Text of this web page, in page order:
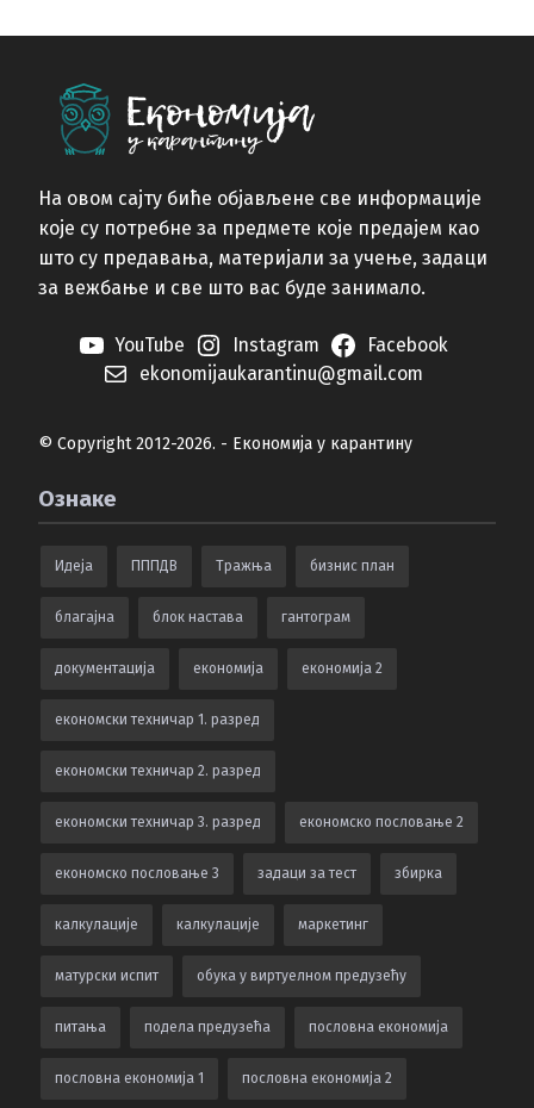
На овом сајту биће објављене све информације
које су потребне за предмете које предајем као
што су предавања, материјали за учење, задаци
за вежбање и све што вас буде занимало.
YouTube Instagram
Facebook
ekonomijaukarantinu@gmail.com
© Copyright 2012-2026. - Економија у карантину
Ознаке
Идеја ПППДВ Тражња бизнис план
благајна блок настава гантограм
документација економија економија 2
економски техничар 1. разред
економски техничар 2. разред
економски техничар 3. разред економско пословање 2
економско пословање 3 задаци за тест збирка
калкулацијe калкулације маркетинг
матурски испит обука у виртуелном предузећу
питања подела предузећа пословна економија
пословна економија 1 пословна економија 2